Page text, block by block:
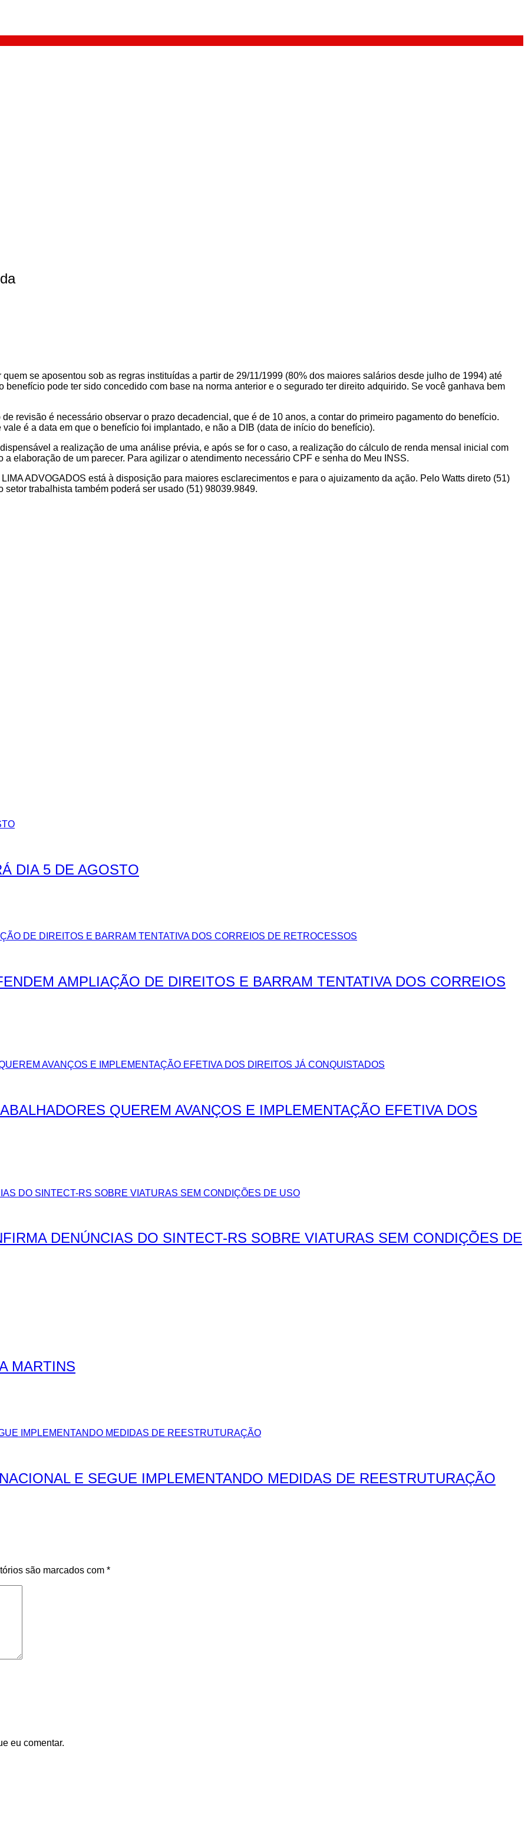
se aposentou sob as regras instituídas a partir de 29/11/1999 (80% dos maiores salários desde julho de 1994) até
benefício pode ter sido concedido com base na norma anterior e o segurado ter direito adquirido. Se você ganhava bem
revisão é necessário observar o prazo decadencial, que é de 10 anos, a contar do primeiro pagamento do benefício.
é a data em que o benefício foi implantado, e não a DIB (data de início do benefício).
a realização de uma análise prévia, e após se for o caso, a realização do cálculo de renda mensal inicial com
elaboração de um parecer. Para agilizar o atendimento necessário CPF e senha do Meu INSS.
ADVOGADOS está à disposição para maiores esclarecimentos e para o ajuizamento da ação. Pelo Watts direto (51)
setor trabalhista também poderá ser usado (51) 98039.9849.
DIA 5 DE AGOSTO
AMPLIAÇÃO DE DIREITOS E BARRAM TENTATIVA DOS CORREIOS
QUEREM AVANÇOS E IMPLEMENTAÇÃO EFETIVA DOS
DENÚNCIAS DO SINTECT-RS SOBRE VIATURAS SEM CONDIÇÕES DE
MARTINS
E SEGUE IMPLEMENTANDO MEDIDAS DE REESTRUTURAÇÃO
são marcados com *
eu comentar.